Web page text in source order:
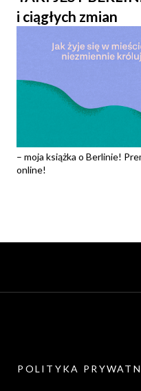
i ciągłych zmian
– moja książka o Berlinie!
online!
POLITYKA